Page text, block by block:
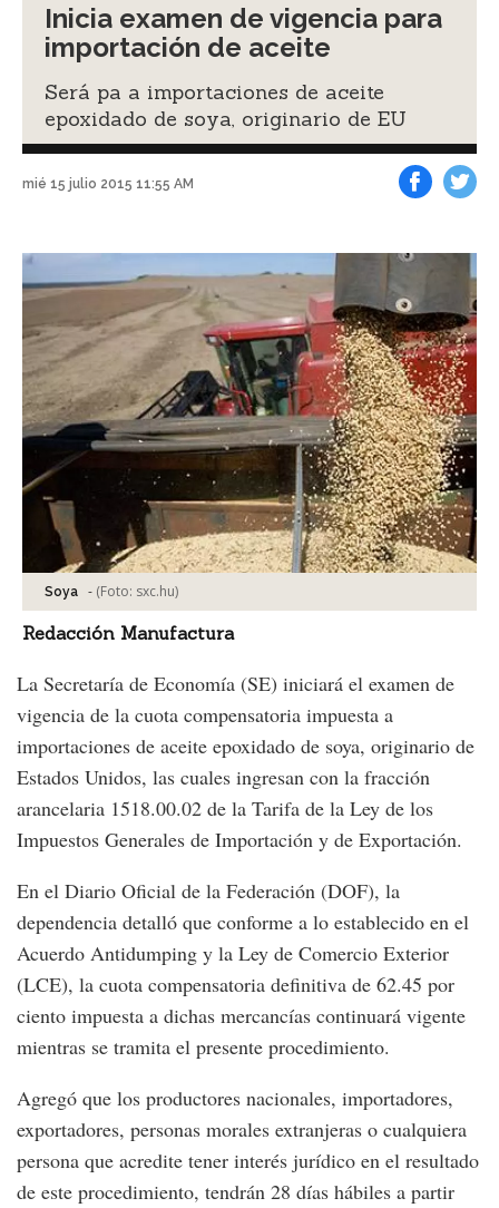
Inicia examen de vigencia para
importación de aceite
Será pa a importaciones de aceite
epoxidado de soya, originario de EU
mié 15 julio 2015 11:55 AM
Soya - (Foto: sxc.hu)
Redacción Manufactura
La Secretaría de Economía (SE) iniciará el examen de
vigencia de la cuota compensatoria impuesta a
importaciones de aceite epoxidado de soya, originario de
Estados Unidos, las cuales ingresan con la fracción
arancelaria 1518.00.02 de la Tarifa de la Ley de los
Impuestos Generales de Importación y de Exportación.
En el Diario Oficial de la Federación (DOF), la
dependencia detalló que conforme a lo establecido en el
Acuerdo Antidumping y la Ley de Comercio Exterior
(LCE), la cuota compensatoria definitiva de 62.45 por
ciento impuesta a dichas mercancías continuará vigente
mientras se tramita el presente procedimiento.
Agregó que los productores nacionales, importadores,
exportadores, personas morales extranjeras o cualquiera
persona que acredite tener interés jurídico en el resultado
de este procedimiento, tendrán 28 días hábiles a partir